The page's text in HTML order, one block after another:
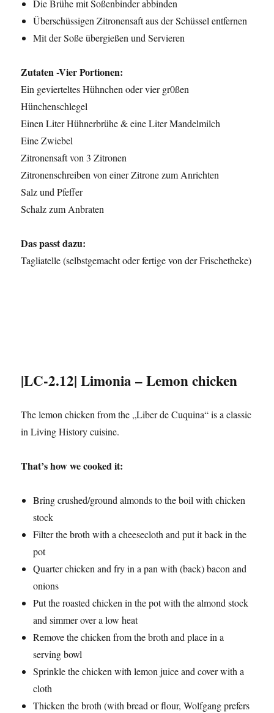
Die Brühe mit Soßenbinder abbinden
Überschüssigen Zitronensaft aus der Schüssel entfernen
Mit der Soße übergießen und Servieren
Zutaten -Vier Portionen:
Ein gevierteltes Hühnchen oder vier gr0ßen
Hünchenschlegel
Einen Liter Hühnerbrühe & eine Liter Mandelmilch
Eine Zwiebel
Zitronensaft von 3 Zitronen
Zitronenschreiben von einer Zitrone zum Anrichten
Salz und Pfeffer
Schalz zum Anbraten
Das passt dazu:
Tagliatelle (selbstgemacht oder fertige von der Frischetheke)
|LC-2.12| Limonia – Lemon chicken
The lemon chicken from the „Liber de Cuquina“ is a classic
in Living History cuisine.
That’s how we cooked it:
Bring crushed/ground almonds to the boil with chicken
stock
Filter the broth with a cheesecloth and put it back in the
pot
Quarter chicken and fry in a pan with (back) bacon and
onions
Put the roasted chicken in the pot with the almond stock
and simmer over a low heat
Remove the chicken from the broth and place in a
serving bowl
Sprinkle the chicken with lemon juice and cover with a
cloth
Thicken the broth (with bread or flour, Wolfgang prefers